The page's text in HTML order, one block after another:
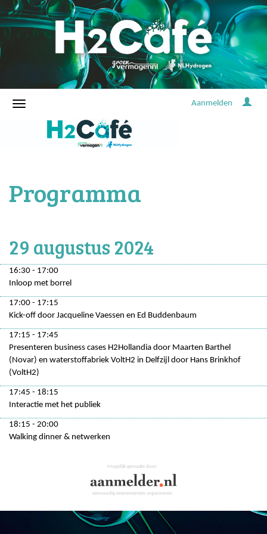
Aanmelden
Programma
29 augustus 2024
16:30 - 17:00
Inloop met borrel
17:00 - 17:15
Kick-off door Jacqueline Vaessen en Ed Buddenbaum
17:15 - 17:45
Presenteren business cases H2Hollandia door Maarten Barthel
(Novar) en waterstoffabriek VoltH2 in Delfzijl door Hans Brinkhof
(VoltH2)
17:45 - 18:15
Interactie met het publiek
18:15 - 20:00
Walking dinner & netwerken
Mogelijk gemaakt door
eenvoudig evenementen organiseren